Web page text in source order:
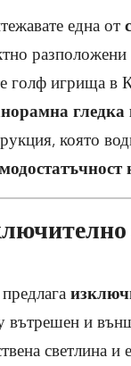
една от
разположени
голф игрища в
която
вътрешен и
светлина